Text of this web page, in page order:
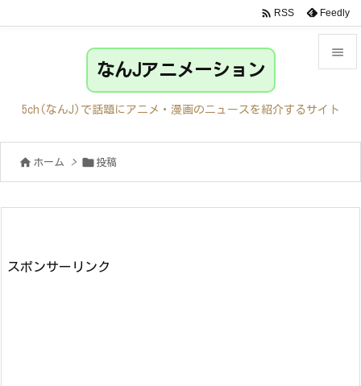

サイド
前へ

 RSS Feedly
なんJアニメーション
5ch(なんJ)で話題にアニメ・漫画のニュースを紹介するサイト
 ホーム >  投稿
スポンサーリンク